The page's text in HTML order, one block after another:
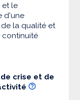
et le
d'une
la qualité et
continuité
crise et de